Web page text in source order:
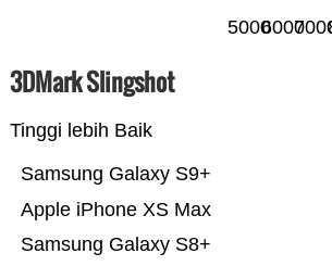
50006000
3DMark Slingshot
Tinggi lebih Baik
Samsung Galaxy S8+
Apple iPhone XS Max
Samsung Galaxy S9+